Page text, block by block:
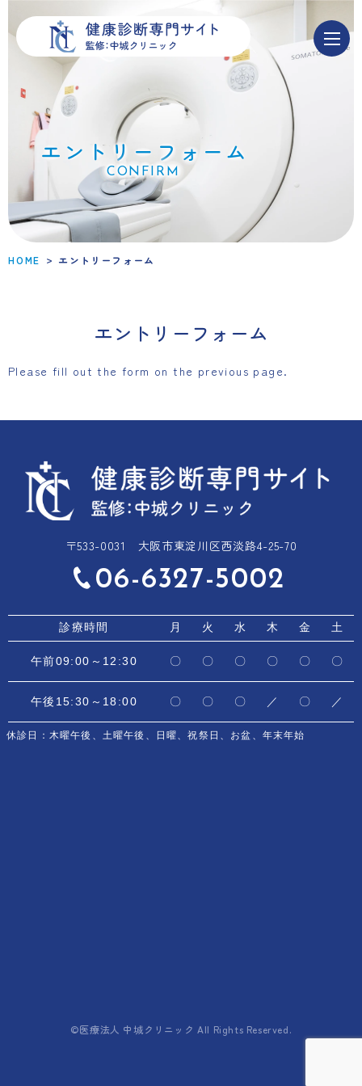
エ
ン
ー
フ
エントリーフォーム
CONFIRM
HOME > エントリーフォーム
エントリーフォーム
Please fill out the form on the previous page.
〒533-0031 大阪市東淀川区西淡路4-25-70
06-6327-5002
診療時間 月 火 水 木 金 土
午前09:00～12:30 〇 〇 〇 〇 〇 〇
午後15:30～18:00 〇 〇 〇 ／ 〇 ／
休診日：木曜午後、土曜午後、日曜、祝祭日、お盆、年末年始
©医療法人 中城クリニック All Rights Reserved.